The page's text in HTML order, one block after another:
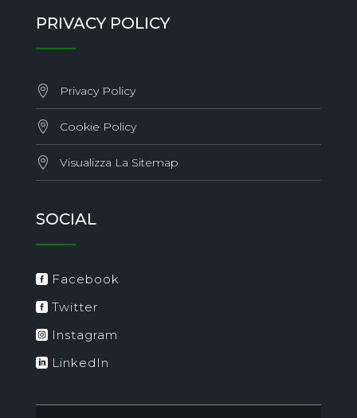
PRIVACY POLICY
Privacy Policy
Cookie Policy
Visualizza La Sitemap
SOCIAL
Facebook
Twitter
Instagram
LinkedIn